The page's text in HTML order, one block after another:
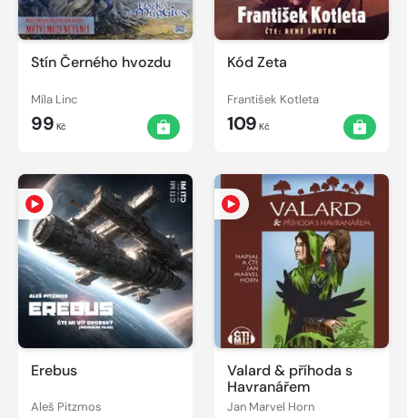
Stín Černého hvozdu
Míla Linc
99 Kč
Kód Zeta
František Kotleta
109 Kč
Erebus
Aleš Pitzmos
Valard & příhoda s
Havranářem
Jan Marvel Horn